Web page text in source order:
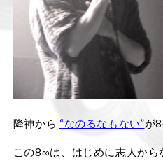
降神から “なのるなもない”が
この8∞は、はじめに志人か